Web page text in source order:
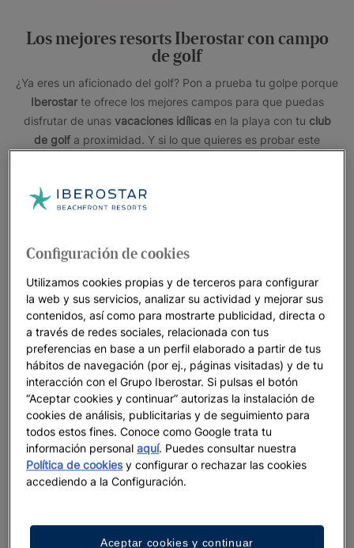
Los mejores resorts Iberostar con campo
de golf
¿Ya eres un aficionado del golf? Pon a prueba tu golpe porque
Iberostarte ofrece los mejores campos para que puedas
disfrutar de unas vacaciones idílicasen la playa con tu club
de golfa proximidad. Y si lo que quieres es probar este
profesional PGA. Iberostar te lo pone muy fácil para que sea
disposiciónpara disfrutar el golf
Disponemos de campos de golf IberostarenEspaña,
Aruba,México,República DominicanayBrasil , algunos de
ellos diseñados por reconocidosgolfistascomo Severiano
Ballesteros
Isao Aoki P. B. Dye. Y si quieres
practicar golf
en Jamaicau otros destinos del Mediterráneo,solo tiene que
contactar con nuestros asesores que se encargarán de
reservar tu green feepara que solamente tengas que
disfrutar de tu deporte favorito en tusvacaciones con
Iberostar.
Conecta cuerpo y mente practicando tu swing
enentornos únicos.
Configuración de cookies
Utilizamos cookies propias y de terceros para configurar
la web y sus servicios, analizar su actividad y mejorar sus
contenidos, así como para mostrarte publicidad, directa o
a través de redes sociales, relacionada con tus
preferencias en base a un perfil elaborado a partir de tus
hábitos de navegación (por ej., páginas visitadas) y de tu
interacción con el Grupo Iberostar. Si pulsas el botón
“Aceptar cookies y continuar” autorizas la instalación de
cookies de análisis, publicitarias y de seguimiento para
todos estos fines. Conoce como Google trata tu
información personalaquí. Puedes consultar nuestra
Política de cookiesy configurar o rechazar las cookies
accediendo a la Configuración.
Aceptar cookies y continuar